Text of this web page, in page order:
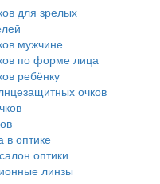
для зрелых
мужчине
по форме лица
ребёнку
очков
в оптике
оптики
линзы